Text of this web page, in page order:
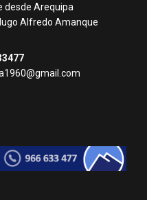
desde Arequipa
Alfredo Amanque